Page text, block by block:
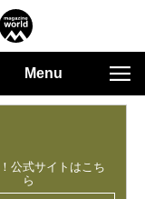
Menu
公式サイトはこち
ら